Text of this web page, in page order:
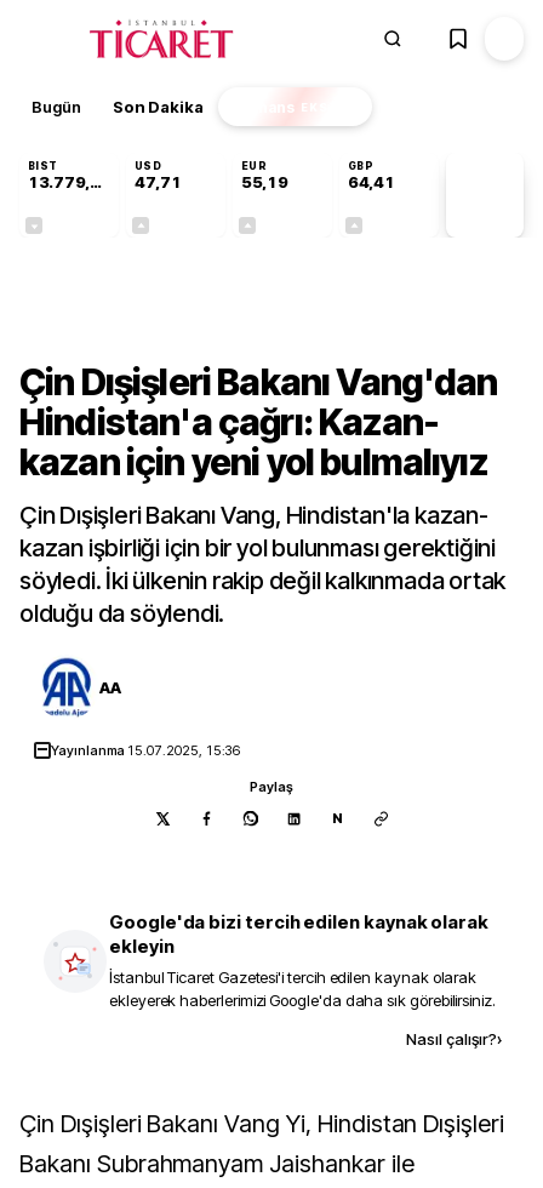
Bugün Son Dakika Finans EKSTRA
BIST
13.779,39
USD
47,71
EUR
55,19
GBP
64,41
Çin Dışişleri Bakanı Vang'dan
Hindistan'a çağrı: Kazan-
kazan için yeni yol bulmalıyız
Çin Dışişleri Bakanı Vang, Hindistan'la kazan-
kazan işbirliği için bir yol bulunması gerektiğini
söyledi. İki ülkenin rakip değil kalkınmada ortak
olduğu da söylendi.
AA
Yayınlanma 15.07.2025, 15:36
Paylaş
N
Google'da bizi tercih edilen kaynak olarak
ekleyin
İstanbul Ticaret Gazetesi'i tercih edilen kaynak olarak
ekleyerek haberlerimizi Google'da daha sık görebilirsiniz.
Nasıl çalışır?›
Çin Dışişleri Bakanı Vang Yi, Hindistan Dışişleri
Bakanı Subrahmanyam Jaishankar ile